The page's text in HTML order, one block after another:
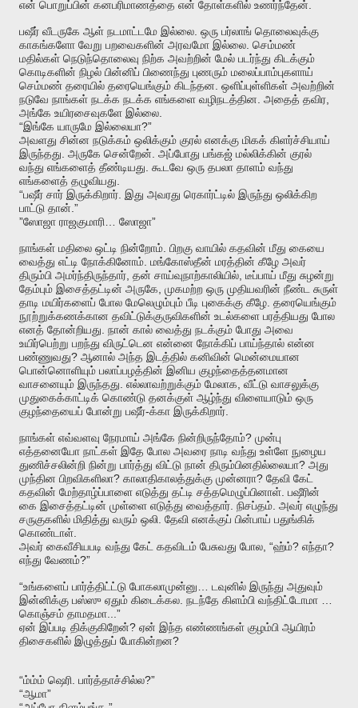
என் பொறுப்பின் கனபரிமாணத்தை என் தோள்களில் உணர்ந்தேன்
பஷீர் வீடருகே ஆள் நடமாட்டமே இல்லை ஒரு பர்லாங் தொலைவுக்கு
காகங்களோ வேறு பறவைகளின் அரவமோ இல்லை செம்மண்
மதில்கள் நெடுந்தொலைவு நிற்க அவற்றின் மேல் படர்ந்து கிடக்கும்
கொடிகளின் நிழல் பின்னிப் பிணைந்து புணரும் மலைப்பாம்புகளாய்
செம்மண் தரையில் தரையெங்கும் கிடந்தன ஒளிப்புள்ளிகள் அவற்றின்
நடுவே நாங்கள் நடக்க நடக்க எங்களை வழிநடத்தின அதைத் தவிர
அங்கே உயிரசைவுகளே இல்லை
“இங்கே யாருமே இல்லையா?”
அவளது சின்ன நடுக்கம் ஒலிக்கும் குரல் எனக்கு மிகக் கிளர்ச்சியாய்
இருந்தது அருகே சென்றேன் அப்போது பங்கஜ் மல்லிக்கின் குரல்
வந்து எங்களைத் தீண்டியது கூடவே ஒரு தபலா தாளம் வந்து
எங்களைத் தழுவியது
“பஷீர் சார் இருக்கிறார் இது அவரது ரெகார்ட்டில் இருந்து ஒலிக்கிற
பாட்டு தான் .”
”ஸோஜா ராஜகுமாரி ஸோஜா”
நாங்கள் மதிலை ஒட்டி நின்றோம் பிறகு வாயில் கதவின் மீது கையை
வைத்து எட்டி நோக்கினோம் மங்கோஸ்தீன் மரத்தின் கீழே அவர்
திரும்பி அமர்ந்திருந்தார் தன் சாய்வுநாற்காலியில் டீப்பாய் மீது சுழன்று
தேம்பும் இசைத்தட்டின் அருகே முகமற்ற ஒரு முதியவரின் நீண்ட
சுருள்
தாடி மயிர்களைப் போல மேலெழும்பும் பீடி புகைக்கு கீழே தரையெங்கும்
நூற்றுக்கணக்கான தவிட்டுக்குருவிகளின் உடல்களை பரத்தியது போல
எனத் தோன்றியது நான் கால் வைத்து நடக்கும் போது அவை
உயிர்பெற்று பறந்து விருட்டென என்னை நோக்கிப் பாய்ந்தால் என்ன
பண்ணுவது? ஆனால் அந்த இடத்தில் கனிவின் மென்மையான
பொன்னொளியும் பலாப்பழத்தின் இனிய குழந்தைத்தனமான
வாசனையும் இருந்தது எல்லாவற்றுக்கும் மேலாக வீட்டு வாசலுக்கு
முதுகைக்காட்டிக் கொண்டு தனக்குள் ஆழ்ந்து விளையாடும் ஒரு
குழந்தையைப் போன்று பஷீர்-க்கா இருக்கிறார்
நாங்கள் எவ்வளவு நேரமாய் அங்கே நின்றிருந்தோம்? முன்பு
எத்தனையோ நாட்கள் இதே போல அவரை நாடி வந்து உள்ளே நுழைய
துணிச்சலின்றி நின்று பார்த்து விட்டு நான் திரும்பினதில்லையா? அது
முந்தின பிறவிகளிலா? காலாதிகாலத்துக்கு முன்னரா? தேவி கேட்
கதவின் மேற்தாழ்ப்பாளை எடுத்து தட்டி சத்தமெழுப்பினாள் பஷீரின்
கை இசைத்தட்டின் முள்ளை எடுத்து வைத்தார் நிசப்தம் அவர் எழுந்து
சருகுகளில் மிதித்து வரும் ஒலி தேவி எனக்குப் பின்பாய் பதுங்கிக்
கொண்டாள்
அவர் கைவீசியபடி வந்து கேட் கதவிடம் பேசுவது போல , “ஹ்ம்? எந்தா?
எந்து வேணம்?”
“உங்களைப் பார்த்திட்ட்டு போகலாமுன்னு டவுனில் இருந்து அதுவும்
இன்னிக்கு பஸ்ஸு ஏதும் கிடைக்கல நடந்தே கிளம்பி வந்திட்டோமா
கொஞ்சம் தாமதமா ...”
ஏன் இப்படி திக்குகிறேன்? ஏன் இந்த எண்ணங்கள் குழம்பி ஆயிரம்
திசைகளில் இழுத்துப் போகின்றன?
“ம்ம்ம் ஷெரி பார்த்தாச்சில்ல?”
“ஆமா”